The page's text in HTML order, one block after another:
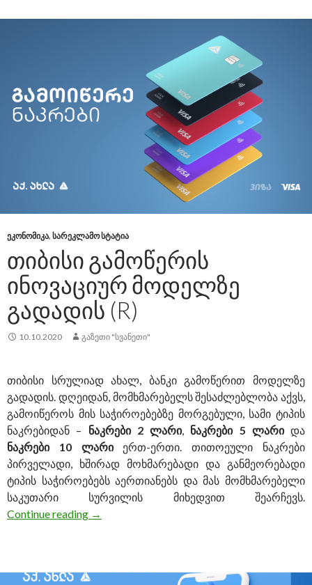
ᲔᲙᲝᲜᲝᲛᲘᲙᲐ, ᲡᲐᲠᲔᲙᲚᲐᲛᲝ ᲡᲢᲐᲢᲘᲐ
ᲗᲘᲑᲘᲡᲘ ᲒᲐᲛᲝᲬᲔᲠᲘᲡ
ᲘᲜᲝᲕᲐᲪᲘᲣᲠ ᲛᲝᲓᲔᲚᲖᲔ
ᲒᲐᲓᲐᲓᲘᲡ (R)
10.10.2020 ᲒᲐᲖᲔᲗᲘ "ᲡᲕᲐᲜᲔᲗᲘ"
თიბისი სრულიად ახალ, ბანკი გამოწერით მოდელზე
გადადის. დღეიდან, მომხმარებელს შესაძლებლობა აქვს,
გამოიწეროს მის საჭიროებებზე მორგებული, სამი ტიპის
ნაკრებიდან – ნაკრები 2 ლარი, ნაკრები 5 ლარიდა
ნაკრები 10 ლარიერთ-ერთი. თითოეული ნაკრები
პირველადი, ხშირად მოხმარებადი და განმეორებადი
ტიპის საჭიროებებს აერთიანებს და მას მომხმარებელი
საკუთარი სურვილის მიხედვით შეარჩევს.
Continue reading თიბისი გამოწერის ინოვაციურ მოდელზე
→